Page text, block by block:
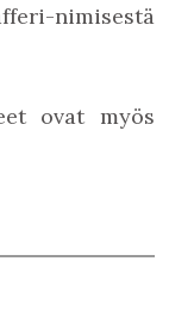
nimisestä
ovat myös